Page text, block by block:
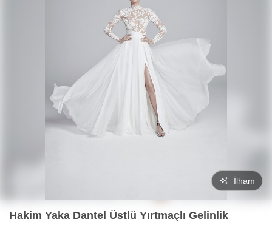
İlham
Hakim Yaka Dantel Üstlü Yırtmaçlı Gelinlik